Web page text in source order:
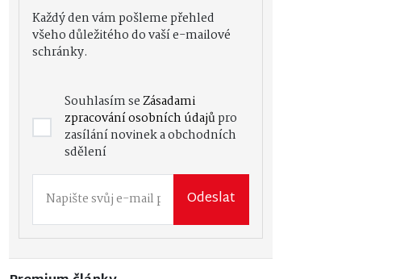
Každý den vám pošleme přehled
všeho důležitého do vaší e-mailové
schránky.
Souhlasím se Zásadami
zpracování osobních údajů pro
zasílání novinek a obchodních
sdělení
Odeslat
Premium články